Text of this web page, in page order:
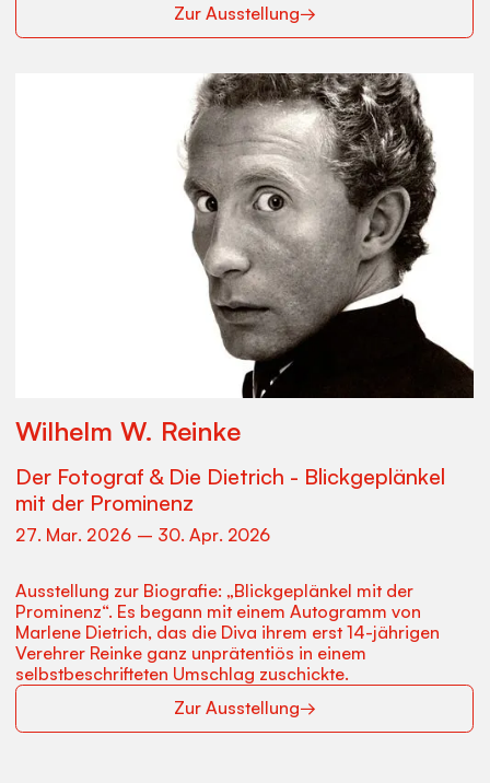
Zur Ausstellung→
Wilhelm W. Reinke
Der Fotograf & Die Dietrich - Blickgeplänkel
mit der Prominenz
27. Mar. 2026 – 30. Apr. 2026
Ausstellung zur Biografie: „Blickgeplänkel mit der
Prominenz“. Es begann mit einem Autogramm von
Marlene Dietrich, das die Diva ihrem erst 14-jährigen
Verehrer Reinke ganz unprätentiös in einem
selbstbeschrifteten Umschlag zuschickte.
Zur Ausstellung→